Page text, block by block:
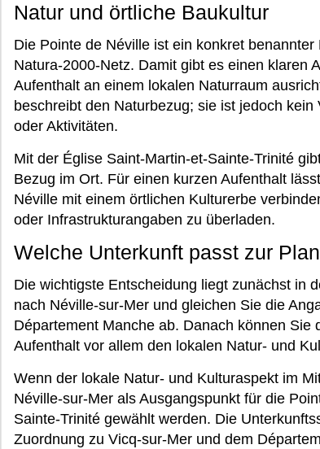
Natur und örtliche Baukultur
Die Pointe de Néville ist ein konkret
Natura-2000-Netz. Damit gibt es einen klaren
Aufenthalt an einem lokalen Naturraum
beschreibt den Naturbezug; sie ist jedoch
oder Aktivitäten.
Mit der Église Saint-Martin-et-Sainte-Trinité
Bezug im Ort. Für einen kurzen Aufenthalt
Néville mit einem örtlichen Kulturerbe
oder Infrastrukturangaben zu überladen.
Welche Unterkunft passt zur
Die wichtigste Entscheidung liegt zunächst in
nach Néville-sur-Mer und gleichen Sie die
Département Manche ab. Danach können
Aufenthalt vor allem den lokalen Natur- und
Wenn der lokale Natur- und Kulturaspekt im
Néville-sur-Mer als Ausgangspunkt für die
Sainte-Trinité gewählt werden. Die
Zuordnung zu Vicq-sur-Mer und dem